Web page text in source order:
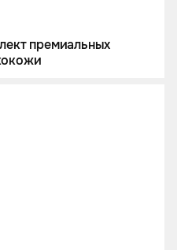
премиальных